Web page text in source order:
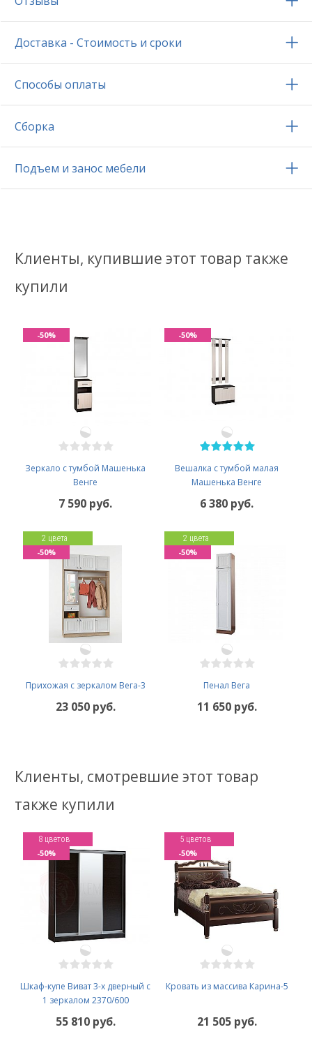
Доставка - Стоимость и сроки
Способы оплаты
Сборка
Подъем и занос мебели
Клиенты, купившие этот товар также
купили
Зеркало с тумбой Машенька
Венге
7 590 руб.
-50%
Вешалка с тумбой малая
Машенька Венге
6 380 руб.
-50%
Прихожая с зеркалом Вега-3
2 цвета
23 050 руб.
-50%
Пенал Вега
2 цвета
11 650 руб.
-50%
Клиенты, смотревшие этот товар
также купили
Шкаф-купе Виват 3-х дверный с
1 зеркалом 2370/600
8 цветов
55 810 руб.
-50%
Кровать из массива Карина-5
5 цветов
21 505 руб.
-50%